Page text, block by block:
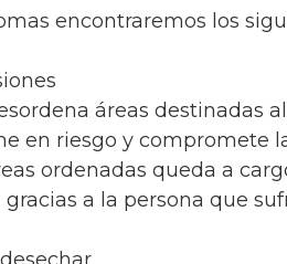
encontraremos los
áreas destinadas
en riesgo y compromete
ordenadas queda a
a la persona que